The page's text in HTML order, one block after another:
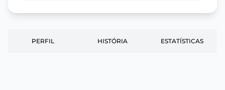
PERFIL HISTÓRIA ESTATÍSTICAS